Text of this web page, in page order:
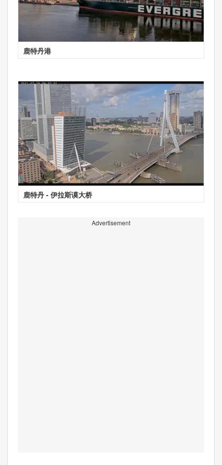
鹿特丹港
鹿特丹 - 伊拉斯谟大桥
Advertisement